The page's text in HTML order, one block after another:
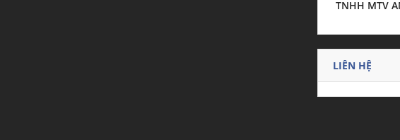
TNHH MTV
LIÊN HỆ